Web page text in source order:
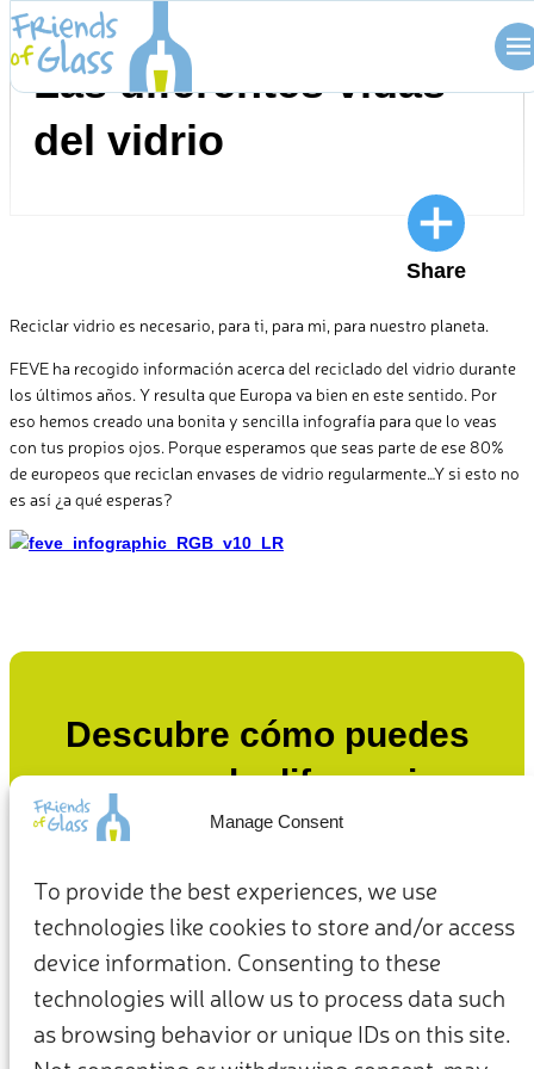
Manage Consent
To provide the best experiences, we use
technologies like cookies to store and/or access
device information. Consenting to these
technologies will allow us to process data such
as browsing behavior or unique IDs on this site.
Skip
to
content
BLOG
Las diferentes vidas
del vidrio
Share
Reciclar vidrio es necesario, para ti, para mi, para nuestro planeta.
FEVE ha recogido información acerca del reciclado del vidrio durante
los últimos años. Y resulta que Europa va bien en este sentido. Por
eso hemos creado una bonita y sencilla infografía para que lo veas
con tus propios ojos. Porque esperamos que seas parte de ese 80%
de europeos que reciclan envases de vidrio regularmente…Y si esto no
es así ¿a qué esperas?
Descubre cómo puedes
marcar la diferencia
Desde cómo vivimos en casa hasta cómo defendemos el
de partida de un futuro más sostenible.
Actúa ahora